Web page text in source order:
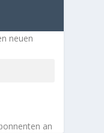
neuen
an